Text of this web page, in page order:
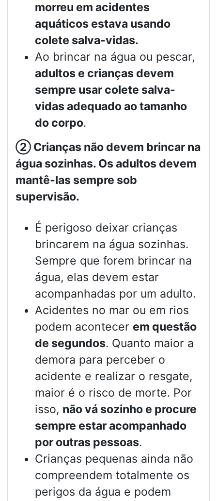
morreu em acidentes
aquáticos estava usando
colete salva-vidas.
Ao brincar na água ou pescar,
adultos e crianças devem
sempre usar colete salva-
vidas adequado ao tamanho
do corpo.
② Crianças não devem brincar na
água sozinhas. Os adultos devem
mantê-las sempre sob
supervisão.
É perigoso deixar crianças
brincarem na água sozinhas.
Sempre que forem brincar na
água, elas devem estar
acompanhadas por um adulto.
Acidentes no mar ou em rios
podem acontecer em questão
de segundos. Quanto maior a
demora para perceber o
acidente e realizar o resgate,
maior é o risco de morte. Por
isso, não vá sozinho e procure
sempre estar acompanhado
por outras pessoas.
Crianças pequenas ainda não
compreendem totalmente os
perigos da água e podem